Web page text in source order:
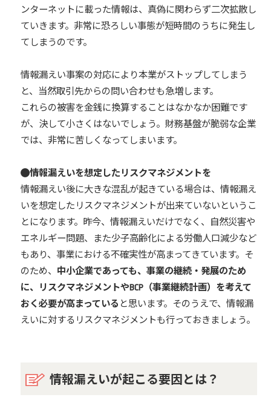
ンターネットに載った情報は、真偽に関わらず二次拡散し
ていきます。非常に恐ろしい事態が短時間のうちに発生し
てしまうのです。
情報漏えい事案の対応により本業がストップしてしまう
と、当然取引先からの問い合わせも急増します。
これらの被害を金銭に換算することはなかなか困難です
が、決して小さくはないでしょう。財務基盤が脆弱な企業
では、非常に苦しくなってしまいます。
情報漏えいを想定したリスクマネジメントを
情報漏えい後に大きな混乱が起きている場合は、情報漏え
いを想定したリスクマネジメントが出来ていないというこ
とになります。昨今、情報漏えいだけでなく、自然災害や
エネルギー問題、また少子高齢化による労働人口減少など
もあり、事業における不確実性が高まってきています。そ
のため、 中小企業であっても、事業の継続・発展のため
に、リスクマネジメントやBCP（事業継続計画）を考えて
おく必要が高まっている と思います。そのうえで、情報漏
えいに対するリスクマネジメントも行っておきましょう。
情報漏えいが起こる要因とは？